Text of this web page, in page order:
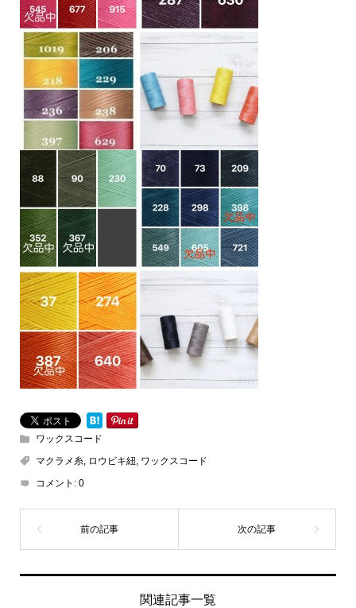
ワックスコード
マクラメ糸, ロウビキ紐, ワックスコード
コメント: 0
関連記事一覧